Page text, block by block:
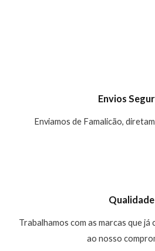
Envios
Enviamos de Famalicão,
Qualidade
Trabalhamos com as marcas que já
ao nosso